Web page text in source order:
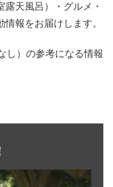
露天風呂）・グルメ・
情報をお届けします。
し）の参考になる情報